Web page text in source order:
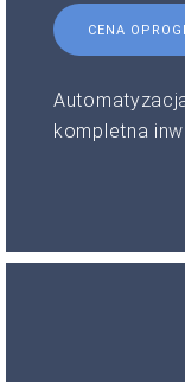
CENA
kompletna